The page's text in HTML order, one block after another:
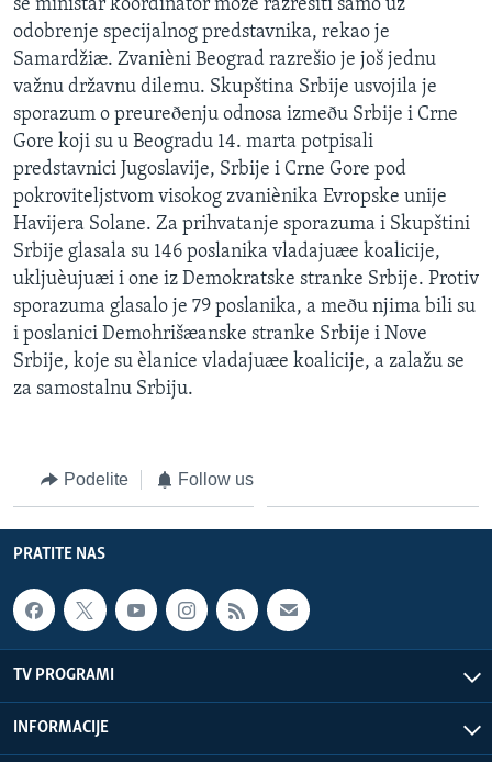
se ministar koordinator može razrešiti samo uz
odobrenje specijalnog predstavnika, rekao je
Samardžiæ. Zvanièni Beograd razrešio je još jednu
važnu državnu dilemu. Skupština Srbije usvojila je
sporazum o preureðenju odnosa izmeðu Srbije i Crne
Gore koji su u Beogradu 14. marta potpisali
predstavnici Jugoslavije, Srbije i Crne Gore pod
pokroviteljstvom visokog zvaniènika Evropske unije
Havijera Solane. Za prihvatanje sporazuma i Skupštini
Srbije glasala su 146 poslanika vladajuæe koalicije,
ukljuèujuæi i one iz Demokratske stranke Srbije. Protiv
sporazuma glasalo je 79 poslanika, a meðu njima bili su
i poslanici Demohrišæanske stranke Srbije i Nove
Srbije, koje su èlanice vladajuæe koalicije, a zalažu se
za samostalnu Srbiju.
Podelite Follow us
PRATITE NAS
TV PROGRAMI
INFORMACIJE